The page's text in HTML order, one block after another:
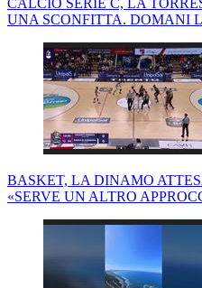
CALCIO SERIE C, LA
UNA SCONFITTA. DOMANI
BASKET, LA DINAMO
«SERVE UN ALTRO